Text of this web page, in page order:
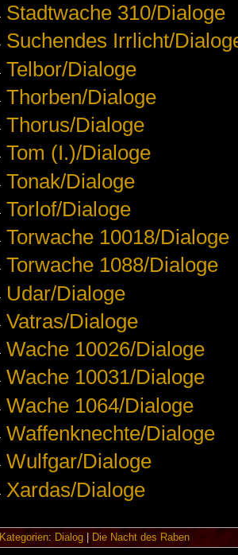
Stadtwache 310/Dialoge
Suchendes Irrlicht/
Telbor/Dialoge
Thorben/Dialoge
Thorus/Dialoge
Tom (I.)/Dialoge
Tonak/Dialoge
Torlof/Dialoge
Torwache 10018/Dialoge
Torwache 1088/Dialoge
Udar/Dialoge
Vatras/Dialoge
Wache 10026/Dialoge
Wache 10031/Dialoge
Wache 1064/Dialoge
Waffenknechte/Dialoge
Wulfgar/Dialoge
Xardas/Dialoge
Kategorien: Dialog| Die Nacht des Raben